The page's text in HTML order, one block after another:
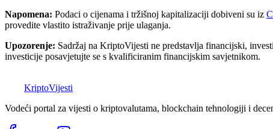
Napomena: Podaci o cijenama i tržišnoj kapitalizaciji dobiveni su iz
provedite vlastito istraživanje prije ulaganja.
Upozorenje: Sadržaj na KriptoVijesti ne predstavlja financijski,
investicije posavjetujte se s kvalificiranim financijskim savjetnikom.
KriptoVijesti
Vodeći portal za vijesti o kriptovalutama, blockchain tehnologiji i